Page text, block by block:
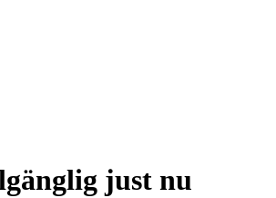
just nu